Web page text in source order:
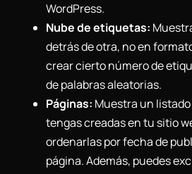
WordPress.
Nube de etiquetas:
detrás de otra, no en
crear cierto número de
de palabras aleatorias.
Páginas: Muestra un
tengas creadas en tu sitio
ordenarlas por fecha de
página. Además, puedes